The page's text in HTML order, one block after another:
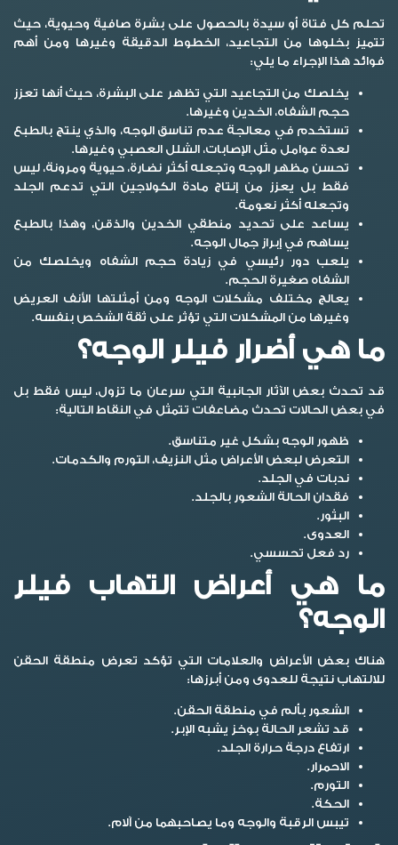
تحلم كل فتاة أو سيدة بالحصول على بشرة صافية وحيوية، حيث
تتميز بخلوها من التجاعيد، الخطوط الدقيقة وغيرها ومن أهم
فوائد هذا الإجراء ما يلي:
يخلصك من التجاعيد التي تظهر على البشرة، حيث أنها تعزز
حجم الشفاه، الخدين وغيرها.
تستخدم في معالجة عدم تناسق الوجه، والذي ينتج بالطبع
لعدة عوامل مثل الإصابات، الشلل العصبي وغيرها.
تحسن مظهر الوجه وتجعله أكثر نضارة، حيوية ومرونة، ليس
فقط بل يعزز من إنتاج مادة الكولاجين التي تدعم الجلد
وتجعله أكثر نعومة.
يساعد على تحديد منطقي الخدين والذقن، وهذا بالطبع
يساهم في إبراز جمال الوجه.
يلعب دور رئيسي في زيادة حجم الشفاه ويخلصك من
الشفاه صغيرة الحجم.
يعالج مختلف مشكلات الوجه ومن أمثلتها الأنف العريض
وغيرها من المشكلات التي تؤثر على ثقة الشخص بنفسه.
ما هي أضرار فيلر الوجه؟
قد تحدث بعض الآثار الجانبية التي سرعان ما تزول، ليس فقط بل
في بعض الحالات تحدث مضاعفات تتمثل في النقاط التالية:
ظهور الوجه بشكل غير متناسق.
التعرض لبعض الأعراض مثل النزيف، التورم والكدمات.
ندبات في الجلد.
فقدان الحالة الشعور بالجلد.
البثور.
العدوى.
رد فعل تحسسي.
ما هي أعراض التهاب فيلر
الوجه؟
هناك بعض الأعراض والعلامات التي تؤكد تعرض منطقة الحقن
للالتهاب نتيجة للعدوى ومن أبرزها:
الشعور بألم في منطقة الحقن.
قد تشعر الحالة بوخز يشبه الإبر.
ارتفاع درجة حرارة الجلد.
الاحمرار.
التورم.
الحكة.
تيبس الرقبة والوجه وما يصاحبهما من آلام.